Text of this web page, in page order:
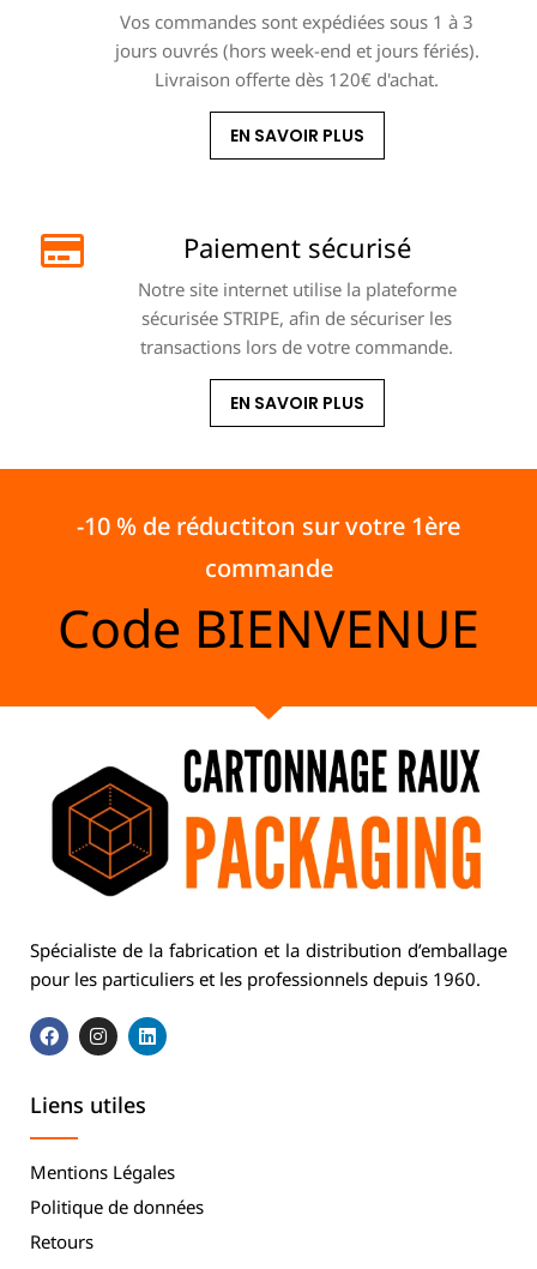
Vos commandes sont expédiées sous 1 à 3
jours ouvrés (hors week-end et jours fériés).
Livraison offerte dès 120€ d'achat.
EN SAVOIR PLUS
Paiement sécurisé
Notre site internet utilise la plateforme
sécurisée STRIPE, afin de sécuriser les
transactions lors de votre commande.
EN SAVOIR PLUS
-10 % de réductiton sur votre 1ère
commande
Code BIENVENUE
Spécialiste de la fabrication et la distribution d’emballage
pour les particuliers et les professionnels depuis 1960.
Liens utiles
Mentions Légales
Politique de données
Retours